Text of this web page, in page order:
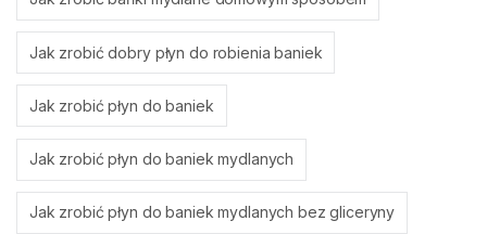
Jak zrobić dobry płyn do robienia baniek
Jak zrobić płyn do baniek
Jak zrobić płyn do baniek mydlanych
Jak zrobić płyn do baniek mydlanych bez gliceryny